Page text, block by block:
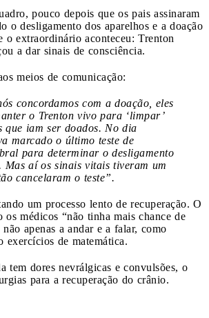
pouco depois que os pais assinaram
o desligamento dos aparelhos e a doação
o extraordinário aconteceu: Trenton
a dar sinais de consciência.
meios de comunicação:
concordamos com a doação, eles
o Trenton vivo para ‘limpar’
que iam ser doados. No dia
marcado o último teste de
para determinar o desligamento
Mas aí os sinais vitais tiveram um
cancelaram o teste”.
um processo lento de recuperação. O
os médicos “não tinha mais chance de
apenas a andar e a falar, como
exercícios de matemática.
tem dores nevrálgicas e convulsões, o
para a recuperação do crânio.